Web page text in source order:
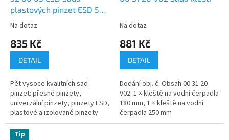
plastových pinzet ESD 5-
dílný
Na dotaz
835 Kč
DETAIL
Pět vysoce kvalitních sad
pinzet: přesné pinzety,
univerzální pinzety, pinzety ESD,
plastové a izolované pinzety
Optimální kombinace: sada
pinzet je k dispozici v různých...
Na dotaz
881 Kč
DETAIL
Dodání obj. č. Obsah 00 31 20
V02: 1 × kleště na vodní čerpadla
180 mm, 1 × kleště na vodní
čerpadla 250 mm
Tip